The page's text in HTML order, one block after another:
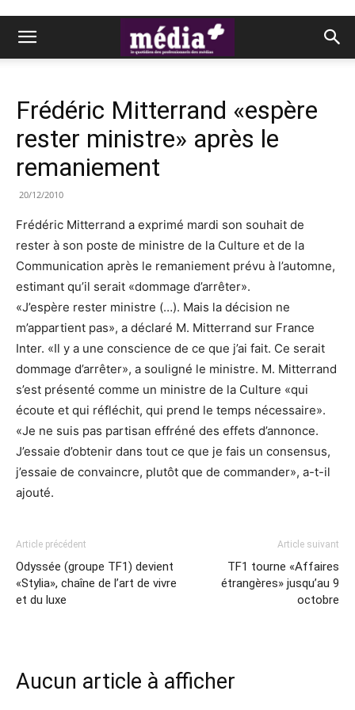
Frédéric Mitterrand «espère
rester ministre» après le
remaniement
20/12/2010
Frédéric Mitterrand a exprimé mardi son souhait de
rester à son poste de ministre de la Culture et de la
Communication après le remaniement prévu à l’automne,
estimant qu’il serait «dommage d’arrêter».
«J’espère rester ministre (…). Mais la décision ne
m’appartient pas», a déclaré M. Mitterrand sur France
Inter. «Il y a une conscience de ce que j’ai fait. Ce serait
dommage d’arrêter», a souligné le ministre. M. Mitterrand
s’est présenté comme un ministre de la Culture «qui
écoute et qui réfléchit, qui prend le temps nécessaire».
«Je ne suis pas partisan effréné des effets d’annonce.
J’essaie d’obtenir dans tout ce que je fais un consensus,
j’essaie de convaincre, plutôt que de commander», a-t-il
ajouté.
Article précédent
Odyssée (groupe TF1) devient
«Stylia», chaîne de l’art de vivre
et du luxe
Article suivant
TF1 tourne «Affaires
étrangères» jusqu’au 9
octobre
Aucun article à afficher